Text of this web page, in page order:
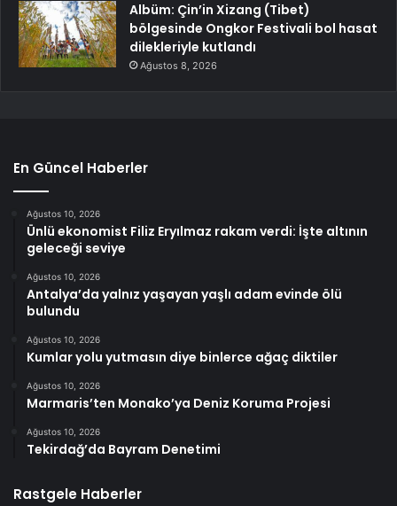
Albüm: Çin’in Xizang (Tibet)
bölgesinde Ongkor Festivali bol hasat
dilekleriyle kutlandı
Ağustos 8, 2026
En Güncel Haberler
Ağustos 10, 2026
Ünlü ekonomist Filiz Eryılmaz rakam verdi: İşte altının
geleceği seviye
Ağustos 10, 2026
Antalya’da yalnız yaşayan yaşlı adam evinde ölü
bulundu
Ağustos 10, 2026
Kumlar yolu yutmasın diye binlerce ağaç diktiler
Ağustos 10, 2026
Marmaris’ten Monako’ya Deniz Koruma Projesi
Ağustos 10, 2026
Tekirdağ’da Bayram Denetimi
Rastgele Haberler